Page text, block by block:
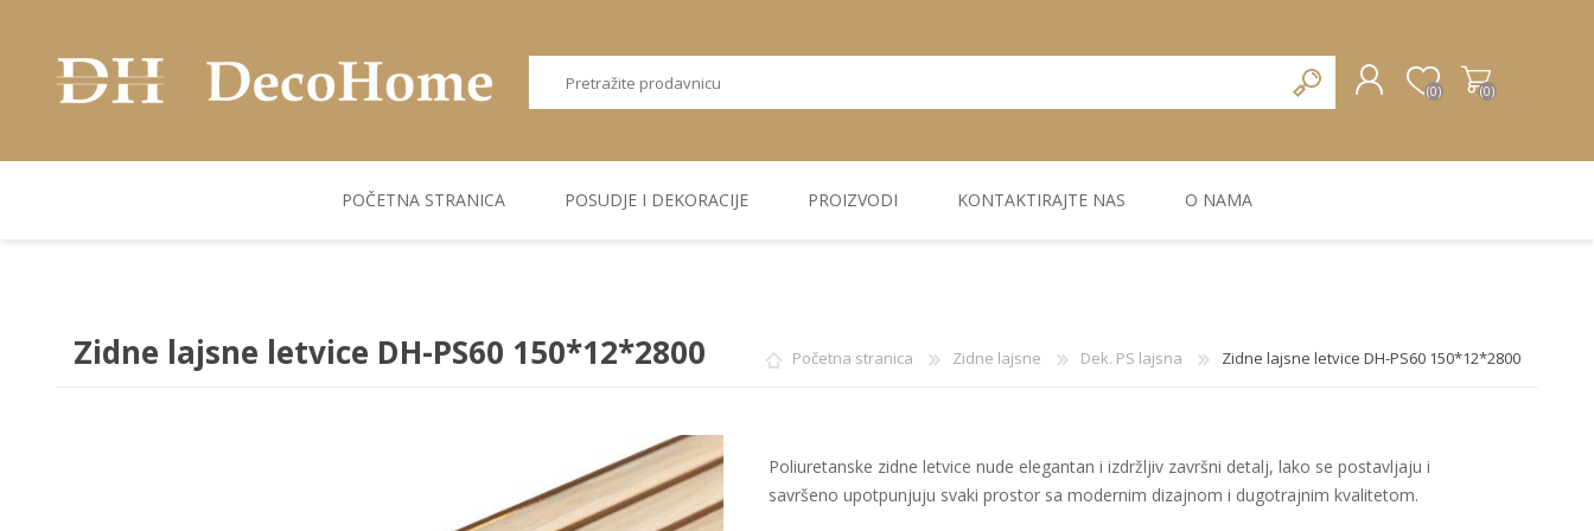
(0) (0)
POČETNA STRANICA POSUDJE I DEKORACIJE PROIZVODI
PANELI
PROIZVODI
KONTAKTIRAJTE NAS O NAMA
Početna stranica Zidne lajsne Dek. PS lajsna Zidne lajsne letvice DH-PS60 150*12*2800
Zidne lajsne letvice DH-PS60 150*12*2800
Poliuretanske zidne letvice nude elegantan i izdržljiv završni detalj, lako se postavljaju i
savršeno upotpunjuju svaki prostor sa modernim dizajnom i dugotrajnim kvalitetom.